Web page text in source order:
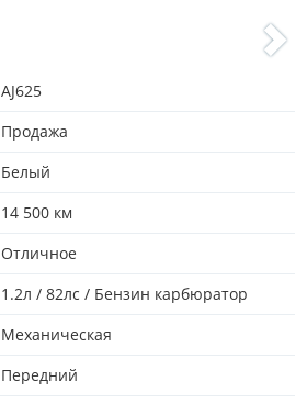
AJ625
Продажа
Белый
14 500 км
Отличноe
1.2л / 82лс / Бензин карбюратор
Механическая
Передний